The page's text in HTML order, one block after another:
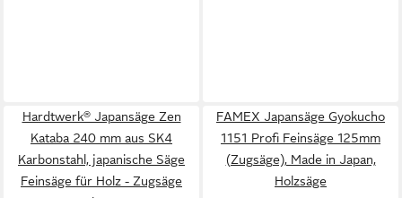
Hardtwerk® Japansäge Zen
Kataba 240 mm aus SK4
Karbonstahl, japanische Säge
Feinsäge für Holz - Zugsäge
FAMEX Japansäge Gyokucho
1151 Profi Feinsäge 125mm
(Zugsäge), Made in Japan,
Holzsäge